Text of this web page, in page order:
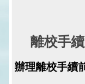
離校手
辦理離校手續